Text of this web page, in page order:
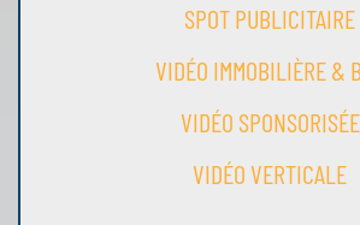
SPOT PUBLICITAIRE
VIDÉO IMMOBILIÈRE &
VIDÉO SPONSORISÉE
VIDÉO VERTICALE